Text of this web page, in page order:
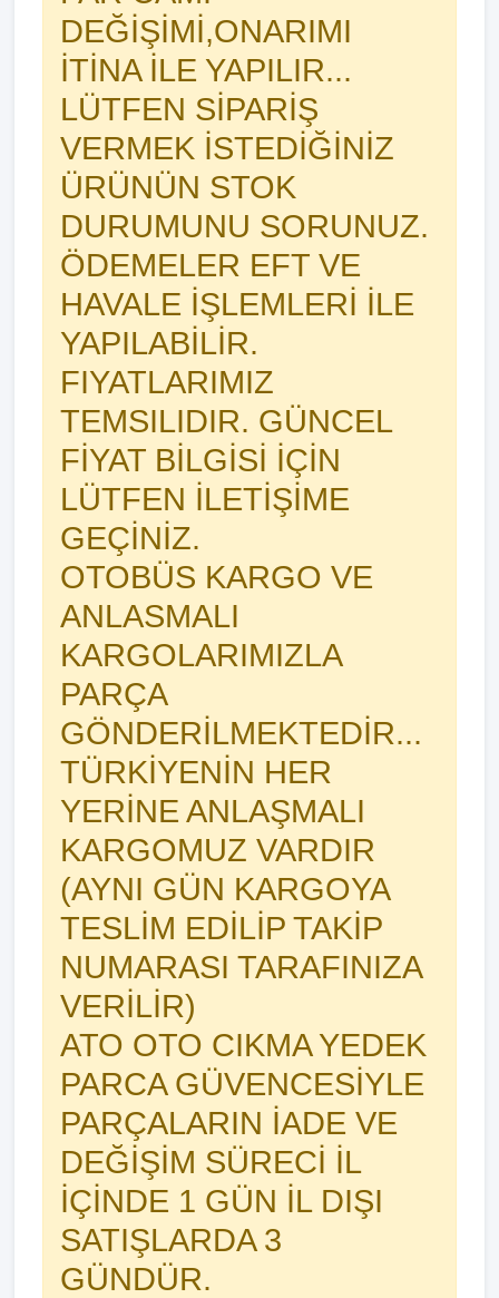
DEĞİŞİMİ,ONARIMI
İTİNA İLE YAPILIR...
LÜTFEN SİPARİŞ
VERMEK İSTEDİĞİNİZ
ÜRÜNÜN STOK
DURUMUNU SORUNUZ.
ÖDEMELER EFT VE
HAVALE İŞLEMLERİ İLE
YAPILABİLİR.
FIYATLARIMIZ
TEMSILIDIR. GÜNCEL
FİYAT BİLGİSİ İÇİN
LÜTFEN İLETİŞİME
GEÇİNİZ.
OTOBÜS KARGO VE
ANLASMALI
KARGOLARIMIZLA
PARÇA
GÖNDERİLMEKTEDİR...
TÜRKİYENİN HER
YERİNE ANLAŞMALI
KARGOMUZ VARDIR
(AYNI GÜN KARGOYA
TESLİM EDİLİP TAKİP
NUMARASI TARAFINIZA
VERİLİR)
ATO OTO CIKMA YEDEK
PARCA GÜVENCESİYLE
PARÇALARIN İADE VE
DEĞİŞİM SÜRECİ İL
İÇİNDE 1 GÜN İL DIŞI
SATIŞLARDA 3
GÜNDÜR.